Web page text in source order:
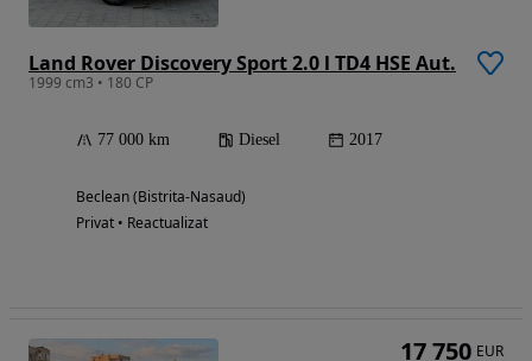
Land Rover Discovery Sport 2.0 l TD4 HSE Aut.
1999 cm3 • 180 CP
77 000 km Diesel 2017
Beclean (Bistrita-Nasaud)
Privat • Reactualizat
17 750 EUR